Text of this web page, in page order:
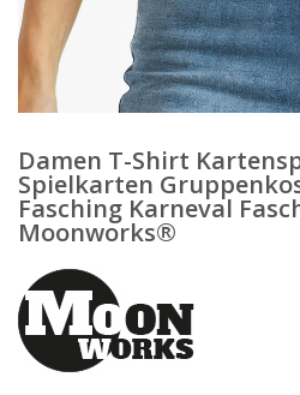
Damen T-Shirt
Spielkarten
Fasching Karneval
Moonworks®